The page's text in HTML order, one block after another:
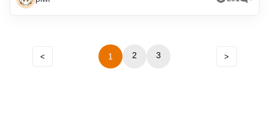
Navigation
1 2 3 Suivant